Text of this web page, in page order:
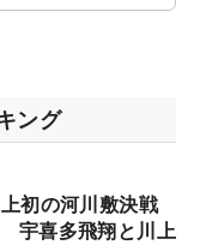
ング
初の河川敷決戦
宇喜多飛翔と川上